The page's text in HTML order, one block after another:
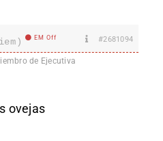
EM Off #2681094
de Ejecutiva
ovejas